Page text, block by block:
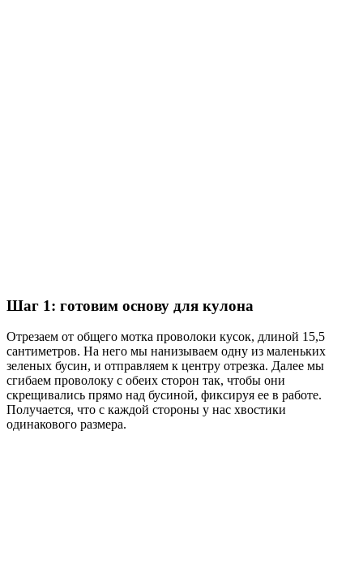
Шаг 1: готовим основу для кулона
Отрезаем от общего мотка проволоки кусок, длиной 15,5
сантиметров. На него мы нанизываем одну из маленьких
зеленых бусин, и отправляем к центру отрезка. Далее мы
сгибаем проволоку с обеих сторон так, чтобы они
скрещивались прямо над бусиной, фиксируя ее в работе.
Получается, что с каждой стороны у нас хвостики
одинакового размера.